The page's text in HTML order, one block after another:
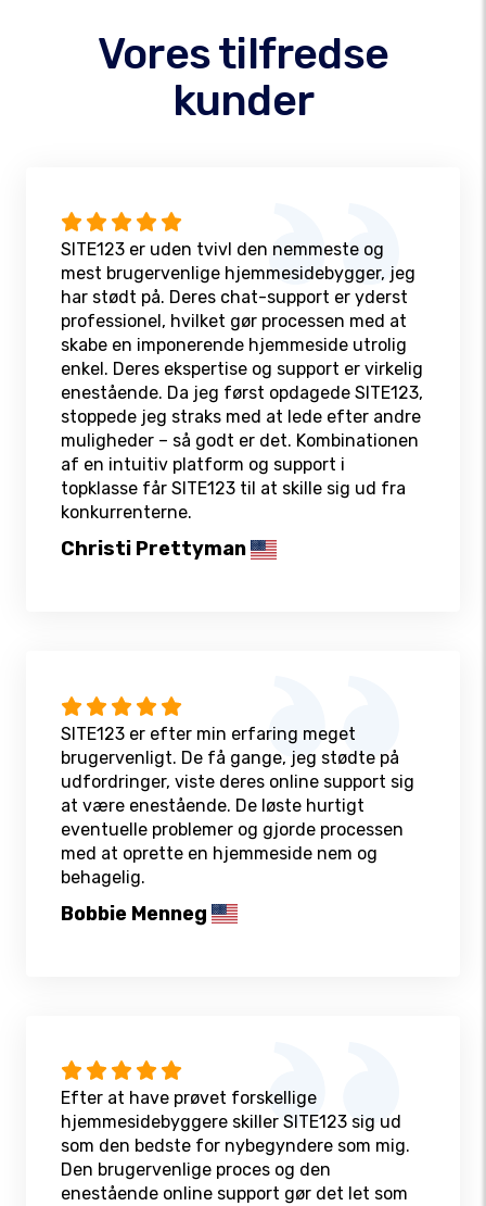
Vores tilfredse
kunder
SITE123 er uden tvivl den nemmeste og
mest brugervenlige hjemmesidebygger, jeg
har stødt på. Deres chat-support er yderst
professionel, hvilket gør processen med at
skabe en imponerende hjemmeside utrolig
enkel. Deres ekspertise og support er virkelig
enestående. Da jeg først opdagede SITE123,
stoppede jeg straks med at lede efter andre
muligheder – så godt er det. Kombinationen
af en intuitiv platform og support i
topklasse får SITE123 til at skille sig ud fra
konkurrenterne.
Christi Prettyman
SITE123 er efter min erfaring meget
brugervenligt. De få gange, jeg stødte på
udfordringer, viste deres online support sig
at være enestående. De løste hurtigt
eventuelle problemer og gjorde processen
med at oprette en hjemmeside nem og
behagelig.
Bobbie Menneg
Efter at have prøvet forskellige
hjemmesidebyggere skiller SITE123 sig ud
som den bedste for nybegyndere som mig.
Den brugervenlige proces og den
enestående online support gør det let som